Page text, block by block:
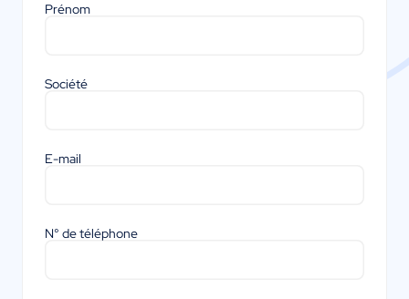
Prénom
Société
E-mail
N° de téléphone